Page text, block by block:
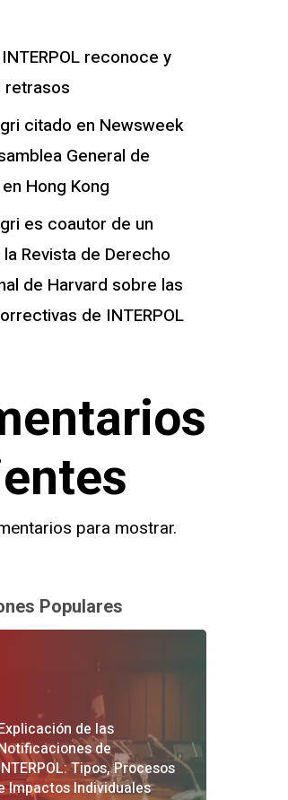
reconoce y
retrasos
citado en Newsweek
General de
en Hong Kong
es coautor de un
Revista de Derecho
de Harvard sobre las
de INTERPOL
para mostrar.
Populares
de las
de
Tipos, Procesos
Impactos Individuales